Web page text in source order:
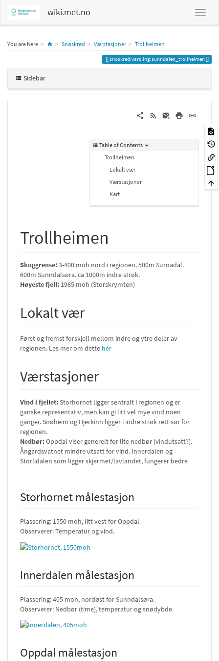
wiki.met.no
You are here HomeSnøskred Værstasjoner Trollheimen
snoskred:varsling:sunndalen_trollheimen
Sidebar
Table of Contents
Trollheimen
Lokalt vær
Værstasjoner
Kart
Trollheimen
Skoggrense:3-400 moh nord i regionen. 500m Surnadal.
600m Sunndalsøra. ca 1000m indre strøk.
Høyeste fjell: 1985 moh (Storskrymten)
Lokalt vær
Først og fremst forskjell mellom indre og ytre deler av
regionen. Les mer om dette her
Værstasjoner
Vind i fjellet:Storhornet ligger sentralt i regionen og er
ganske representativ, men kan gi litt vel mye vind noen
ganger. Snøheim og Hjerkinn ligger i indre strøk rett sør for
regionen.
Nedbør:Oppdal viser generelt for lite nedbør (vindutsatt?).
Ångardsvatnet mindre utsatt for vind. Innerdalen og
Storlidalen som ligger skjermet/lavlandet, fungerer bedre
Storhornet målestasjon
Plassering: 1550 moh, litt vest for Oppdal
Observerer: Temperatur og vind.
Innerdalen målestasjon
Plassering: 405 moh, nordøst for Sunndalsøra.
Observerer: Nedbør (time), temperatur og snødybde.
Oppdal målestasjon